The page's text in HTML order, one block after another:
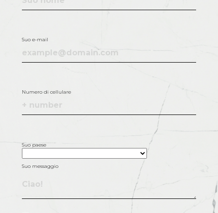
Suo e-mail
Numero di cellulare
Suo paese
Suo messaggio